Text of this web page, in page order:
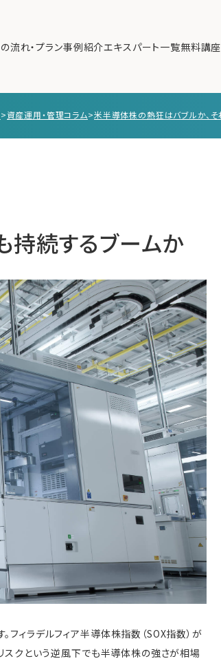
流れ・プラン事例紹介エキスパート一覧無料講座
>資産運用・管理コラム>
持続するブームか
ィラデルフィア半導体株指数（SOX指数）が
スクという逆風下でも半導体株の強さが相場